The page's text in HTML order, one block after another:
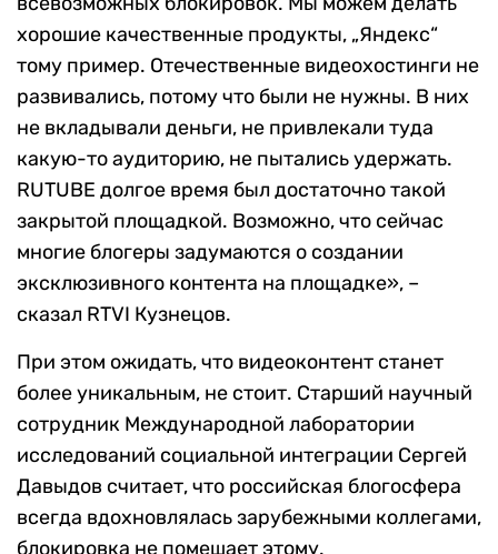
хорошие качественные продукты, „Яндекс“
тому пример. Отечественные видеохостинги не
развивались, потому что были не нужны. В них
не вкладывали деньги, не привлекали туда
какую-то аудиторию, не пытались удержать.
RUTUBE долгое время был достаточно такой
закрытой площадкой. Возможно, что сейчас
многие блогеры задумаются о создании
эксклюзивного контента на площадке», –
сказал RTVI Кузнецов.
При этом ожидать, что видеоконтент станет
более уникальным, не стоит. Старший научный
сотрудник Международной лаборатории
исследований социальной интеграции Сергей
Давыдов считает, что российская блогосфера
всегда вдохновлялась зарубежными коллегами,
блокировка не помешает этому.